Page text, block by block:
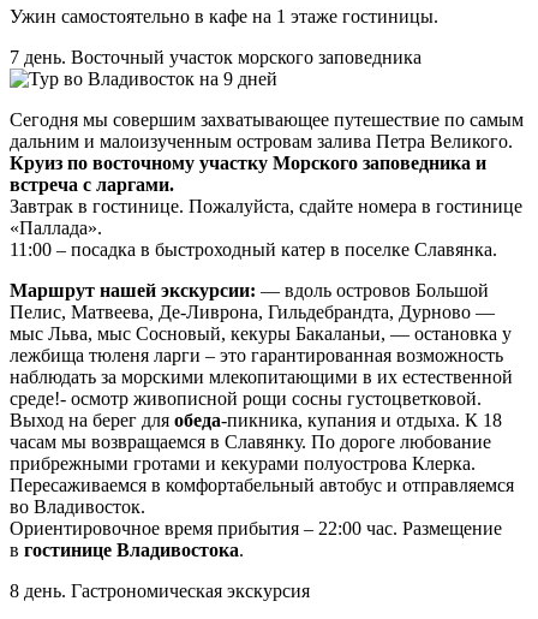
Ужин самостоятельно в кафе на 1 этаже гостиницы.
7 день. Восточный участок морского заповедника
Сегодня мы совершим захватывающее путешествие по самым
дальним и малоизученным островам залива Петра Великого.
Круиз по восточному участку Морского заповедника и
встреча с ларгами.
Завтрак в гостинице. Пожалуйста, сдайте номера в гостинице
«Паллада».
11:00 – посадка в быстроходный катер в поселке Славянка.
Маршрут нашей экскурсии: — вдоль островов Большой
Пелис, Матвеева, Де-Ливрона, Гильдебрандта, Дурново —
мыс Льва, мыс Сосновый, кекуры Бакаланьи, — остановка у
лежбища тюленя ларги – это гарантированная возможность
наблюдать за морскими млекопитающими в их естественной
среде!- осмотр живописной рощи сосны густоцветковой.
Выход на берег для обеда-пикника, купания и отдыха. К 18
часам мы возвращаемся в Славянку. По дороге любование
прибрежными гротами и кекурами полуострова Клерка.
Пересаживаемся в комфортабельный автобус и отправляемся
во Владивосток.
Ориентировочное время прибытия – 22:00 час. Размещение
в гостинице Владивостока.
8 день. Гастрономическая экскурсия